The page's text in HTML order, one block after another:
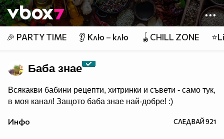
Member of
👾
🎉 PARTY TIME 👂 Клю – клю 🪀CHILL ZONE
Баба знае
Всякакви бабини рецепти, хитринки и съвети - само тук,
в моя канал! Защото баба знае най-добре! :)
Инфо СЛЕДВАЙ921